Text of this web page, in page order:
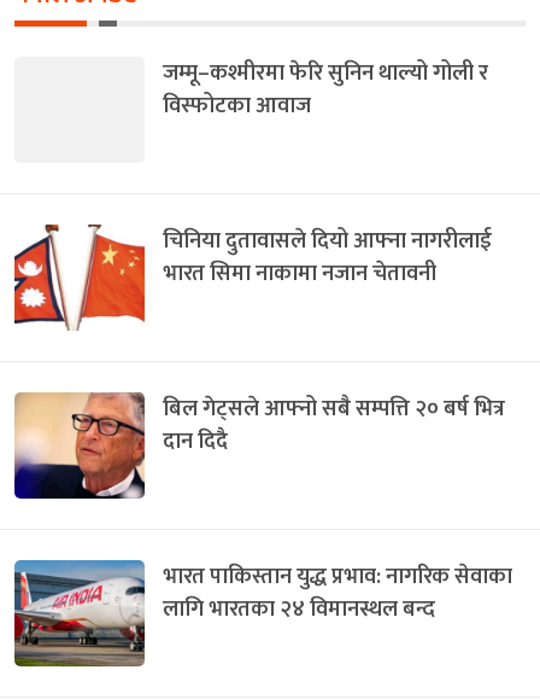
जम्मू–कश्मीरमा फेरि सुनिन थाल्यो गोली र
विस्फोटका आवाज
चिनिया दुतावासले दियो आफ्ना नागरीलाई
भारत सिमा नाकामा नजान चेतावनी
बिल गेट्सले आफ्नो सबै सम्पत्ति २० बर्ष भित्र
दान दिदै
भारत पाकिस्तान युद्ध प्रभाव: नागरिक सेवाका
लागि भारतका २४ विमानस्थल बन्द